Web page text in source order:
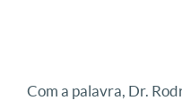
Com a palavra, Dr.